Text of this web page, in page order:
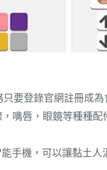
只要登錄官網註冊成
嘴唇，眼鏡等種種
手機，可以讓黏土